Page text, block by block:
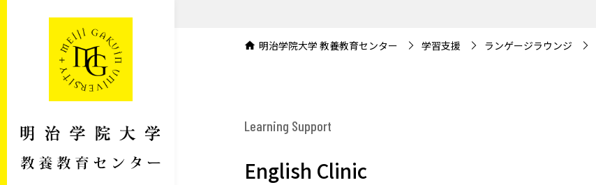
明治学院大学 教養教育センター 学習支援 ランゲージラウンジ
Learning Support
English Clinic